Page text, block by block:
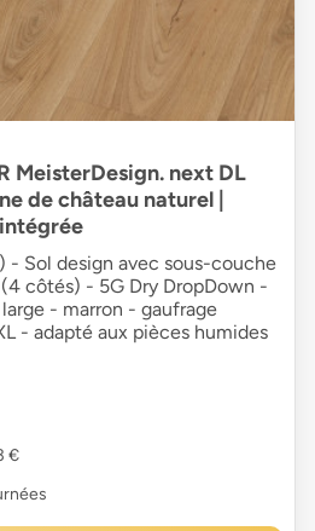
MeisterDesign. next DL
de château naturel |
- Sol design avec sous-couche
côtés) - 5G Dry DropDown -
- marron - gaufrage
- adapté aux pièces humides
€